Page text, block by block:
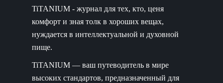
TiTANIUM - журнал для тех, кто, ценя
комфорт и зная толк в хороших вещах,
нуждается в интеллектуальной и духовной
пище.
TiTANIUM — ваш путеводитель в мире
высоких стандартов, предназначенный для